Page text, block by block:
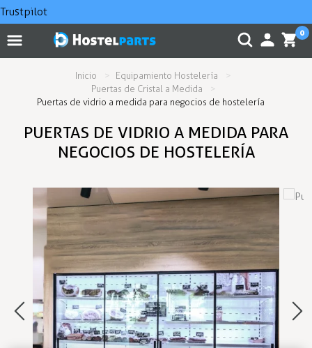
Trustpilot
0
Inicio
Equipamiento Hostelería
Puertas de Cristal a Medida
Puertas de vidrio a medida para negocios de hostelería
PUERTAS DE VIDRIO A MEDIDA PARA
NEGOCIOS DE HOSTELERÍA